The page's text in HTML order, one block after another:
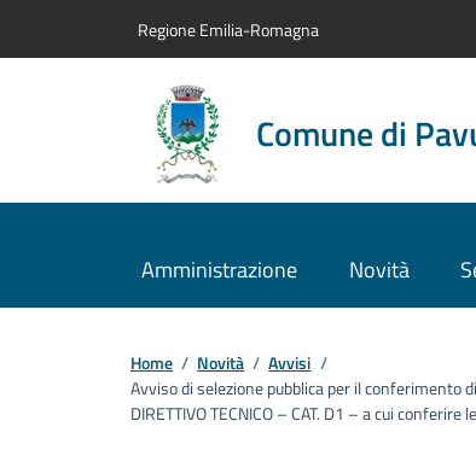
Regione Emilia-Romagna
Comune di
Amministrazione Novità
Home / Novità / Avvisi /
Avviso di selezione pubblica per il conferimento
DIRETTIVO TECNICO – CAT. D1 – a cui